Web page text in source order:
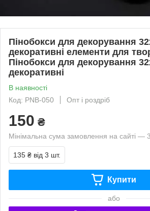
Пінобокси для декорування
декоративні елементи для
Пінобокси для декорування
декоративні
В наявності
Код: PNB-050
Опт і роздріб
150 ₴
Мінімальна сума замовлення на сайті —
135 ₴ від 3 шт.
Купити
або